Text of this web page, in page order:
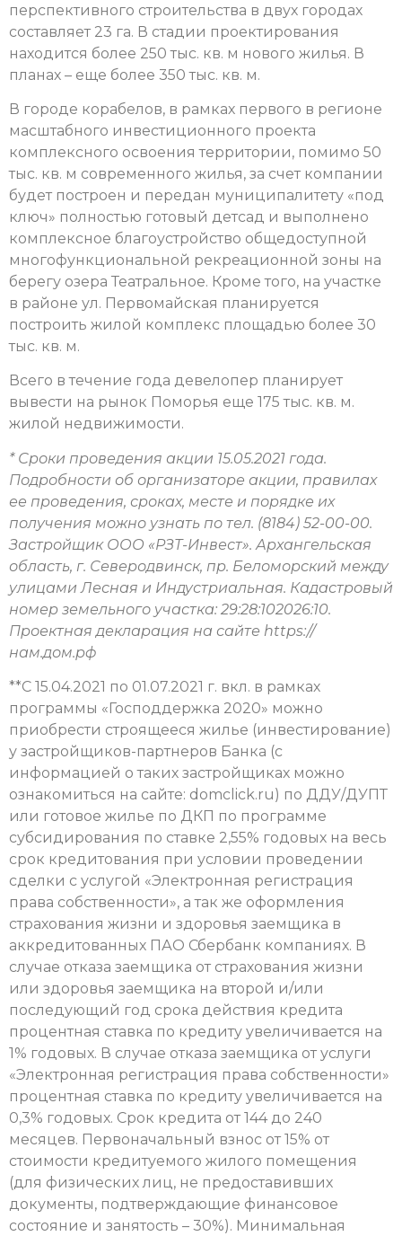
перспективного строительства в двух городах
составляет 23 га. В стадии проектирования
находится более 250 тыс. кв. м нового жилья. В
планах – еще более 350 тыс. кв. м.
В городе корабелов, в рамках первого в регионе
масштабного инвестиционного проекта
комплексного освоения территории, помимо 50
тыс. кв. м современного жилья, за счет компании
будет построен и передан муниципалитету «под
ключ» полностью готовый детсад и выполнено
комплексное благоустройство общедоступной
многофункциональной рекреационной зоны на
берегу озера Театральное. Кроме того, на участке
в районе ул. Первомайская планируется
построить жилой комплекс площадью более 30
тыс. кв. м.
Всего в течение года девелопер планирует
вывести на рынок Поморья еще 175 тыс. кв. м.
жилой недвижимости.
* Сроки проведения акции 15.05.2021 года.
Подробности об организаторе акции, правилах
ее проведения, сроках, месте и порядке их
получения можно узнать по тел. (8184) 52-00-00.
Застройщик ООО «РЗТ-Инвест». Архангельская
область, г. Северодвинск, пр. Беломорский между
улицами Лесная и Индустриальная. Кадастровый
номер земельного участка: 29:28:102026:10.
Проектная декларация на сайте https://
нам.дом.рф
**C 15.04.2021 по 01.07.2021 г. вкл. в рамках
программы «Господдержка 2020» можно
приобрести строящееся жилье (инвестирование)
у застройщиков-партнеров Банка (с
информацией о таких застройщиках можно
ознакомиться на сайте: domclick.ru) по ДДУ/ДУПТ
или готовое жилье по ДКП по программе
субсидирования по ставке 2,55% годовых на весь
срок кредитования при условии проведении
сделки с услугой «Электронная регистрация
права собственности», а так же оформления
страхования жизни и здоровья заемщика в
аккредитованных ПАО Сбербанк компаниях. В
случае отказа заемщика от страхования жизни
или здоровья заемщика на второй и/или
последующий год срока действия кредита
процентная ставка по кредиту увеличивается на
1% годовых. В случае отказа заемщика от услуги
«Электронная регистрация права собственности»
процентная ставка по кредиту увеличивается на
0,3% годовых. Срок кредита от 144 до 240
месяцев. Первоначальный взнос от 15% от
стоимости кредитуемого жилого помещения
(для физических лиц, не предоставивших
документы, подтверждающие финансовое
состояние и занятость – 30%). Минимальная